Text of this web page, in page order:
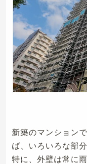
新築のマンション
ば、いろいろな部
特に、外壁は常に